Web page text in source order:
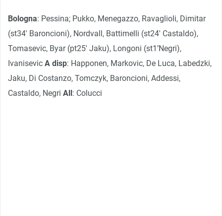
Bologna: Pessina; Pukko, Menegazzo, Ravaglioli, Dimitar
(st34′ Baroncioni), Nordvall, Battimelli (st24′ Castaldo),
Tomasevic, Byar (pt25′ Jaku), Longoni (st1’Negri),
Ivanisevic A disp: Happonen, Markovic, De Luca, Labedzki,
Jaku, Di Costanzo, Tomczyk, Baroncioni, Addessi,
Castaldo, Negri All: Colucci